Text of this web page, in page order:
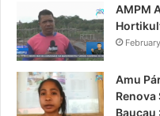
AMPM
Amu
Baucau